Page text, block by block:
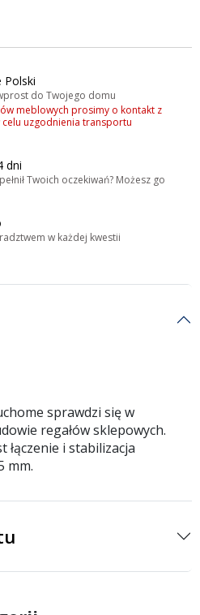
Polski
do Twojego domu
meblowych prosimy o kontakt z
celu uzgodnienia transportu
dni
Twoich oczekiwań? Możesz go
w każdej kwestii
sprawdzi się w
regałów sklepowych.
i stabilizacja
mm.